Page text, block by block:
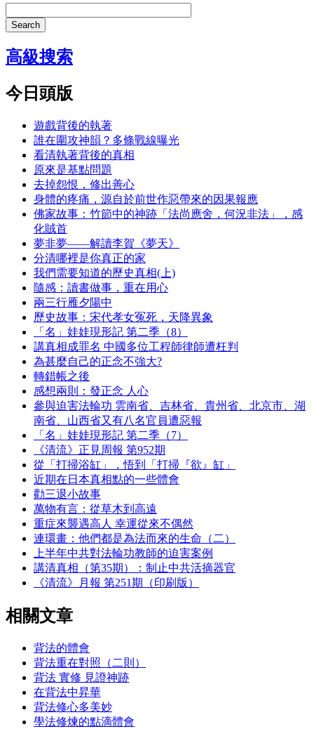
Search
高級搜索
今日頭版
遊戲背後的執著
誰在圍攻神韻？多條戰線曝光
看清執著背後的真相
原來是基點問題
去掉怨恨，修出善心
身體的疼痛，源自於前世作惡帶來的因果報應
佛家故事：竹節中的神跡「法尚應舍，何況非法」，感
化賊首
夢非夢——解讀李賀《夢天》
分清哪裡是你真正的家
我們需要知道的歷史真相(上)
隨感：讀書做事，重在用心
兩三行雁夕陽中
歷史故事：宋代孝女冤死，天降異象
「名」娃娃現形記 第二季（8）
講真相成罪名 中國多位工程師律師遭枉判
為甚麼自己的正念不強大?
轉錯帳之後
感想兩則：發正念 人心
參與迫害法輪功 雲南省、吉林省、貴州省、北京市、湖
南省、山西省又有八名官員遭惡報
「名」娃娃現形記 第二季（7）
《清流》正見周報 第952期
從「打掃浴缸」，悟到「打掃『欲』缸」
近期在日本真相點的一些體會
勸三退小故事
萬物有言：從草木到高遠
重症來襲遇高人 幸運從來不偶然
連環畫：他們都是為法而來的生命（二）
上半年中共對法輪功教師的迫害案例
講清真相（第35期）：制止中共活摘器官
《清流》月報 第251期（印刷版）
相關文章
背法的體會
背法重在對照（二則）
背法 實修 見證神跡
在背法中昇華
背法修心多美妙
學法修煉的點滴體會